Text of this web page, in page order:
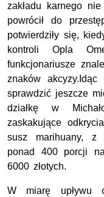
zakładu karnego
powrócił do
potwierdziły się,
kontroli Opla
funkcjonariusze
znaków akcyzy.Idąc
sprawdzić jeszcze
działkę w
zaskakujące
susz marihuany, z
ponad 400 porcji
6000 złotych.
W miarę upływu